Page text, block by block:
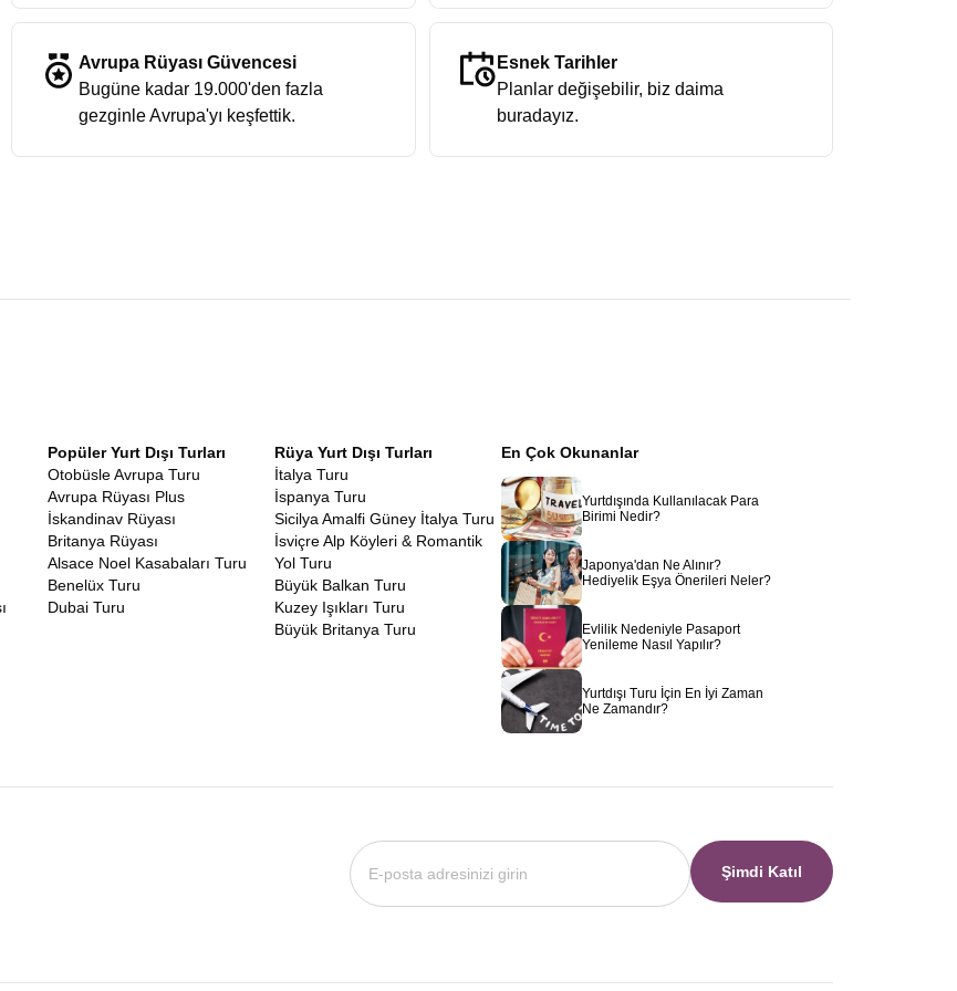
Avrupa Rüyası Güvencesi
Bugüne kadar 19.000'den fazla
gezginle Avrupa'yı keşfettik.
Esnek Tarihler
Planlar değişebilir, biz daima
buradayız.
Popüler Yurt Dışı Turları
Otobüsle Avrupa Turu
Avrupa Rüyası Plus
İskandinav Rüyası
Britanya Rüyası
Alsace Noel Kasabaları Turu
Benelüx Turu
Dubai Turu
Rüya Yurt Dışı Turları
İtalya Turu
İspanya Turu
Sicilya Amalfi Güney İtalya Turu
İsviçre Alp Köyleri & Romantik
Yol Turu
Büyük Balkan Turu
Kuzey Işıkları Turu
Büyük Britanya Turu
En Çok Okunanlar
Yurtdışında Kullanılacak Para
Birimi Nedir?
Japonya'dan Ne Alınır?
Hediyelik Eşya Önerileri Neler?
Evlilik Nedeniyle Pasaport
Yenileme Nasıl Yapılır?
Yurtdışı Turu İçin En İyi Zaman
Ne Zamandır?
Şimdi Katıl